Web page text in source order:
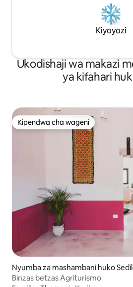
Kiyoyozi
Ukodishaji wa makazi
ya kifahari
Kipendwa cha wageni
Kipendwa cha wageni
Nyumba za mashambani huko
Binzas betzas Agriturismo